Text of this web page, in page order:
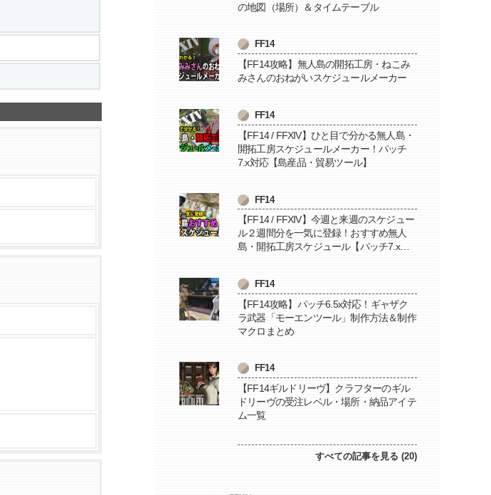
の地図（場所）＆タイムテーブル
FF14
【FF14攻略】無人島の開拓工房・ねこみ
みさんのおねがいスケジュールメーカー
FF14
【FF14 / FFXIV】ひと目で分かる無人島・
開拓工房スケジュールメーカー！パッチ
7.x対応【島産品・貿易ツール】
FF14
【FF14 / FFXIV】今週と来週のスケジュー
ル２週間分を一気に登録！おすすめ無人
島・開拓工房スケジュール【パッチ7.x対
FF14
【FF14攻略】パッチ6.5x対応！ギャザク
ラ武器「モーエンツール」制作方法＆制作
マクロまとめ
FF14
【FF14ギルドリーヴ】クラフターのギル
ドリーヴの受注レベル・場所・納品アイテ
ム一覧
すべての記事を見る (20)